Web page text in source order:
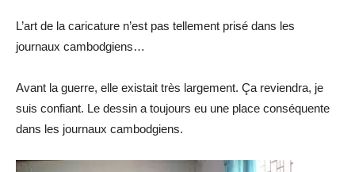
L’art de la caricature n’est pas tellement prisé dans les
journaux cambodgiens…
Avant la guerre, elle existait très largement. Ça reviendra, je
suis confiant. Le dessin a toujours eu une place conséquente
dans les journaux cambodgiens.